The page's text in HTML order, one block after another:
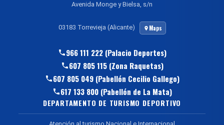
Avenida Monge y Bielsa, s/n
03183 Torrevieja (Alicante) Maps
966 111 222 (Palacio Deportes)
607 805 115 (Zona Raquetas)
607 805 049 (Pabellón Cecilio Gallego)
617 133 800 (Pabellón de La Mata)
DEPARTAMENTO DE TURISMO DEPORTIVO